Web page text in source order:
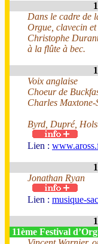
Dans le cadre de
Orgue, clavecin
Christophe
à la flûte à bec.
Voix anglaise
Choeur de
Charles Maxtone-
Byrd, Dupré,
Lien :
Jonathan Ryan
Lien : musique-
11ème Festival